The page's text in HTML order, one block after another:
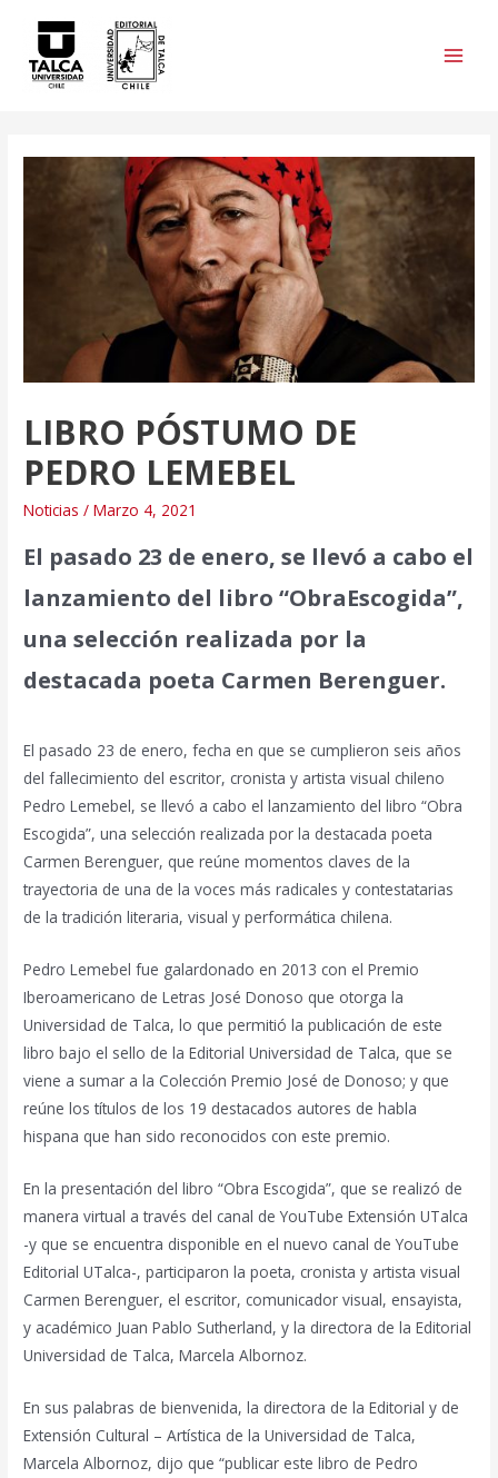
content
LIBRO PÓSTUMO DE
PEDRO LEMEBEL
Noticias /Marzo 4, 2021
El pasado 23 de enero, se llevó a cabo el
lanzamiento del libro “ObraEscogida”,
una selección realizada por la
destacada poeta Carmen Berenguer.
El pasado 23 de enero, fecha en que se cumplieron seis años
del fallecimiento del escritor, cronista y artista visual chileno
Pedro Lemebel, se llevó a cabo el lanzamiento del libro “Obra
Escogida”, una selección realizada por la destacada poeta
Carmen Berenguer, que reúne momentos claves de la
trayectoria de una de la voces más radicales y contestatarias
de la tradición literaria, visual y performática chilena.
Pedro Lemebel fue galardonado en 2013 con el Premio
Iberoamericano de Letras José Donoso que otorga la
Universidad de Talca, lo que permitió la publicación de este
libro bajo el sello de la Editorial Universidad de Talca, que se
viene a sumar a la Colección Premio José de Donoso; y que
reúne los títulos de los 19 destacados autores de habla
hispana que han sido reconocidos con este premio.
En la presentación del libro “Obra Escogida”, que se realizó de
manera virtual a través del canal de YouTube Extensión UTalca
-y que se encuentra disponible en el nuevo canal de YouTube
Editorial UTalca-, participaron la poeta, cronista y artista visual
Carmen Berenguer, el escritor, comunicador visual, ensayista,
y académico Juan Pablo Sutherland, y la directora de la Editorial
Universidad de Talca, Marcela Albornoz.
En sus palabras de bienvenida, la directora de la Editorial y de
Extensión Cultural – Artística de la Universidad de Talca,
Marcela Albornoz, dijo que “publicar este libro de Pedro